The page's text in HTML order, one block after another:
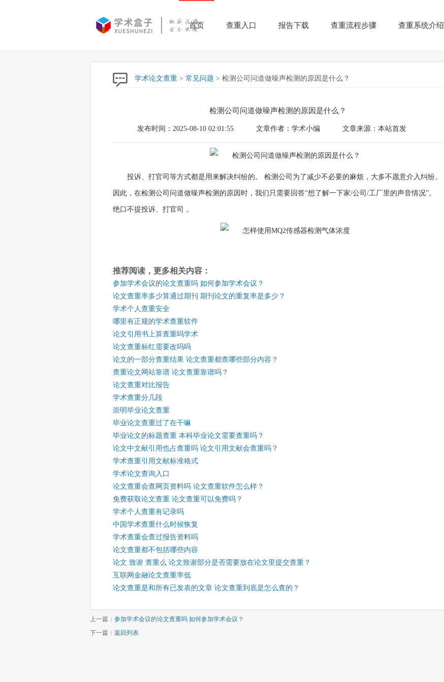
首页 查重入口 报告下载 查重流程步骤 查重系统介绍
学术论文查重 > 常见问题 > 检测公司问道做噪声检测的原因是什么？
检测公司问道做噪声检测的原因是什么？
发布时间：2025-08-10 02:01:55 文章作者：学术小编 文章来源：本站首发
投诉、打官司等方式都是用来解决纠纷的。 检测公司为了减少不必要的麻烦，大多不愿意介入纠纷。
因此，在检测公司问道做噪声检测的原因时，我们只需要回答“想了解一下家/公司/工厂里的声音情况”。
绝口不提投诉、打官司 。
推荐阅读，更多相关内容：
参加学术会议的论文查重吗 如何参加学术会议？
论文查重率多少算通过期刊 期刊论文的重复率是多少？
学术个人查重安全
哪里有正规的学术查重软件
论文引用书上算查重吗学术
论文查重标红需要改吗吗
论文的一部分查重结果 论文查重都查哪些部分内容？
查重论文网站靠谱 论文查重靠谱吗？
论文查重对比报告
学术查重分几段
崇明毕业论文查重
毕业论文查重过了在干嘛
毕业论文的标题查重 本科毕业论文需要查重吗？
论文中文献引用也占查重吗 论文引用文献会查重吗？
学术查重引用文献标准格式
学术论文查询入口
论文查重会查网页资料吗 论文查重软件怎么样？
免费获取论文查重 论文查重可以免费吗？
学术个人查重有记录吗
中国学术查重什么时候恢复
学术查重会查过报告资料吗
论文查重都不包括哪些内容
论文 致谢 查重么 论文致谢部分是否需要放在论文里提交查重？
互联网金融论文查重率低
论文查重是和所有已发表的文章 论文查重到底是怎么查的？
上一篇： 参加学术会议的论文查重吗 如何参加学术会议？
下一篇： 返回列表